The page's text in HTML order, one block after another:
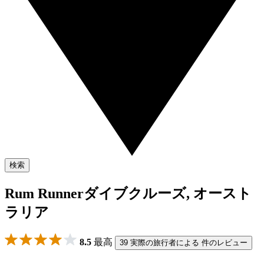
検索
Rum Runnerダイブクルーズ, オースト
ラリア
8.5 最高 39 実際の旅行者による 件のレビュー